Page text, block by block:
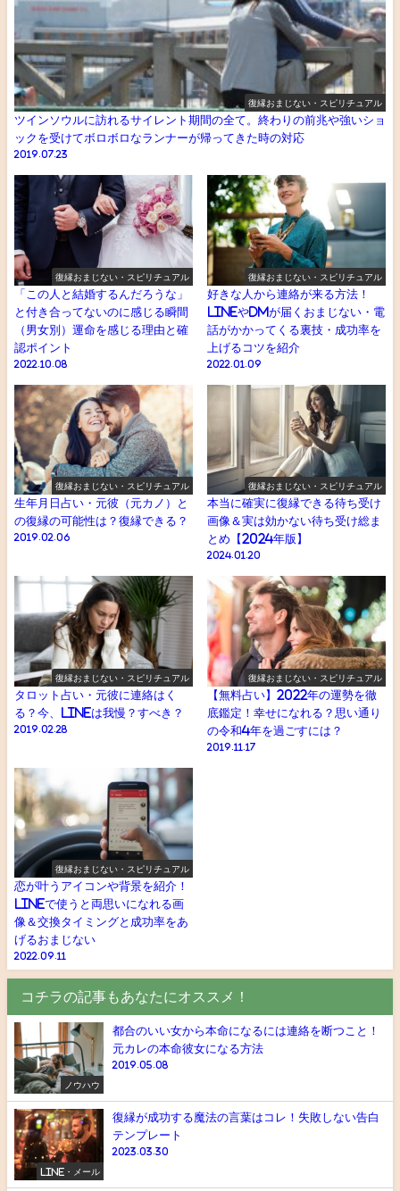
復縁おまじない・スピリチュアル
ツインソウルに訪れるサイレント期間の全て。終わりの前兆や強いショ
ックを受けてボロボロなランナーが帰ってきた時の対応
2019.07.23
復縁おまじない・スピリチュアル
「この人と結婚するんだろうな」
と付き合ってないのに感じる瞬間
（男女別）運命を感じる理由と確
認ポイント
2022.10.08
復縁おまじない・スピリチュアル
好きな人から連絡が来る方法！
LINEやDMが届くおまじない・電
話がかかってくる裏技・成功率を
上げるコツを紹介
2022.01.09
復縁おまじない・スピリチュアル
生年月日占い・元彼（元カノ）と
の復縁の可能性は？復縁できる？
2019.02.06
復縁おまじない・スピリチュアル
本当に確実に復縁できる待ち受け
画像＆実は効かない待ち受け総ま
とめ【2024年版】
2024.01.20
復縁おまじない・スピリチュアル
タロット占い・元彼に連絡はく
る？今、LINEは我慢？すべき？
2019.02.28
復縁おまじない・スピリチュアル
【無料占い】2022年の運勢を徹
底鑑定！幸せになれる？思い通り
の令和4年を過ごすには？
2019.11.17
復縁おまじない・スピリチュアル
恋が叶うアイコンや背景を紹介！
LINEで使うと両思いになれる画
像＆交換タイミングと成功率をあ
げるおまじない
2022.09.11
コチラの記事もあなたにオススメ！
ノウハウ
都合のいい女から本命になるには連絡を断つこと！
元カレの本命彼女になる方法
2019.05.08
LINE・メール
復縁が成功する魔法の言葉はコレ！失敗しない告白
テンプレート
2023.03.30